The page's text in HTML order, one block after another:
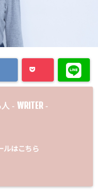
- WRITER -
ルはこちら